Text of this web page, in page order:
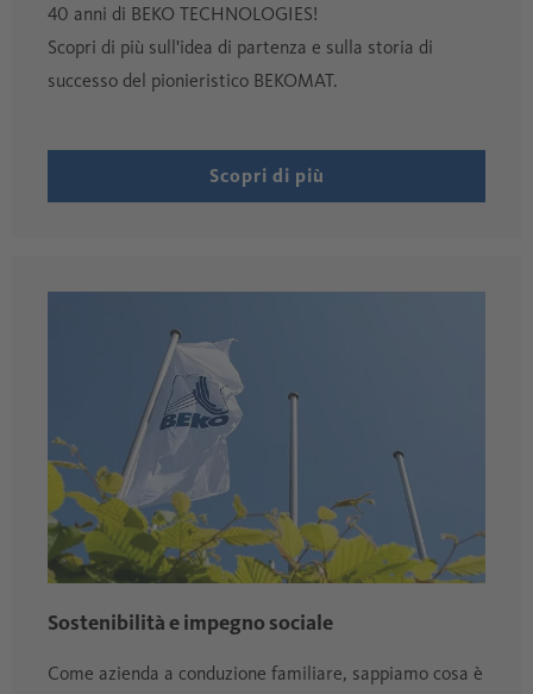
40 anni di BEKO TECHNOLOGIES!
Scopri di più sull'idea di partenza e sulla storia di
successo del pionieristico BEKOMAT.
Scopri di più
Sostenibilità e impegno sociale
Come azienda a conduzione familiare, sappiamo cosa è